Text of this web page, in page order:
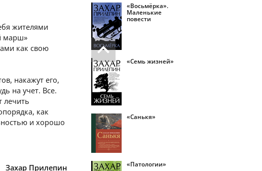
жителями
марш»
как свою
накажут его,
на учет. Все.
лечить
как
и хорошо
Захар Прилепин
«Восьмёрка».
Маленькие
повести
«Семь жизней»
«Санькя»
«Патологии»